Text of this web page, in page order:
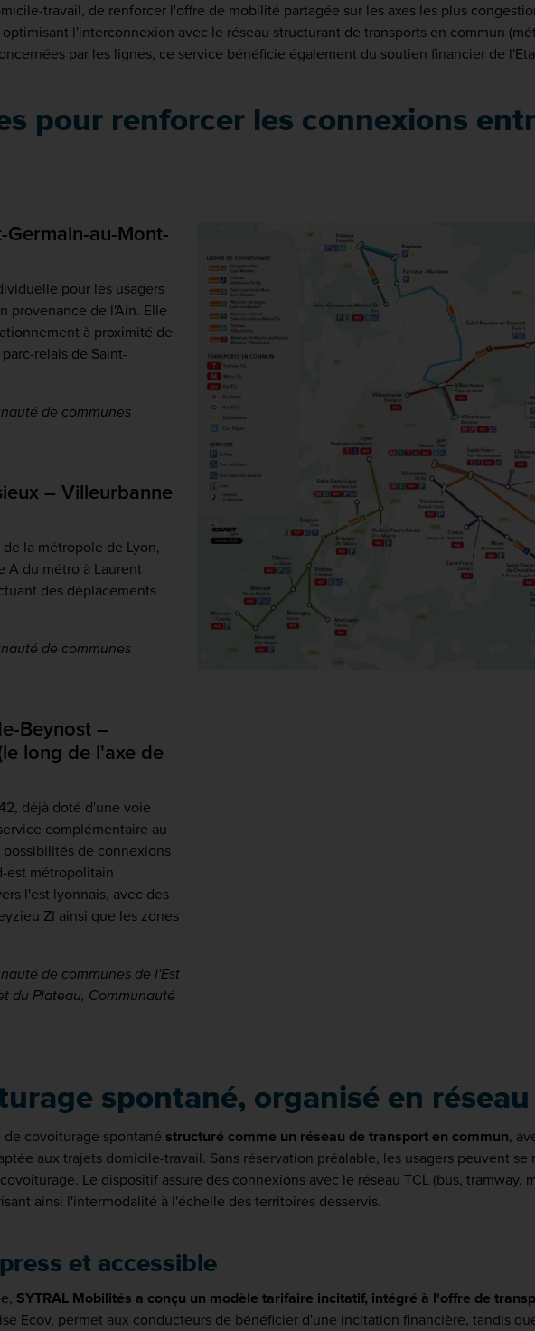
travail, de renforcer l'offre de mobilité partagée sur les axes les plus
l'interconnexion avec le réseau structurant de transports en commun
par les lignes, ce service bénéficie également du soutien financier de
pour renforcer les connexions
Germain-au-Mont-
pour les usagers
provenance de l'Ain. Elle
à proximité de
relais de Saint-
de communes
– Villeurbanne
la métropole de Lyon,
A du métro à Laurent
des déplacements
de communes
Beynost –
long de l'axe de
déjà doté d'une voie
complémentaire au
de connexions
est métropolitain
l'est lyonnais, avec des
ZI ainsi que les zones
de communes de l'Est
du Plateau, Communauté
spontané, organisé en réseau
de covoiturage spontané structuré comme un réseau de transport en commun,
aux trajets domicile-travail. Sans réservation préalable, les usagers peuvent se
Le dispositif assure des connexions avec le réseau TCL (bus, tramway,
ainsi l'intermodalité à l'échelle des territoires desservis.
et accessible
SYTRAL Mobilités a conçu un modèle tarifaire incitatif, intégré à l'offre de
Ecov, permet aux conducteurs de bénéficier d'une incitation financière, tandis